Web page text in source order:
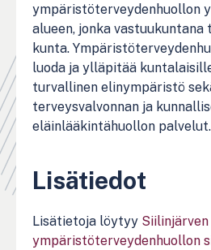
ympäristöterveydenhuollon
alueen, jonka vastuukuntana
kunta.
luoda ja ylläpitää
turvallinen elinympäristö
terveysvalvonnan ja
eläinlääkintähuollon palvelut.
Lisätiedot
Lisätietoja löytyy Siilinjärven
ympäristöterveydenhuollon